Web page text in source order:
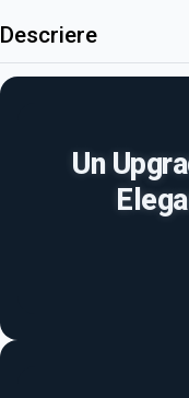
Descriere
Un